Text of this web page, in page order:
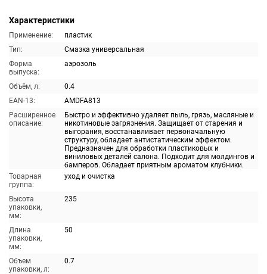
Характеристики
Применение:
пластик
Тип:
Смазка универсальная
Форма
выпуска:
аэрозоль
Объём, л:
0.4
EAN-13:
AMDFA813
Расширенное
описание:
Быстро и эффективно удаляет пыль, грязь, масляные и
никотиновые загрязнения. Защищает от старения и
выгорания, восстанавливает первоначальную
структуру, обладает антистатическим эффектом.
Предназначен для обработки пластиковых и
виниловых деталей салона. Подходит для молдингов и
бамперов. Обладает приятным ароматом клубники.
Товарная
группа:
уход и очистка
Высота
упаковки,
мм:
235
Длина
упаковки,
мм:
50
Объем
упаковки, л:
0.7